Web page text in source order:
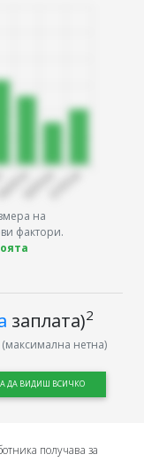
на
фактори.
заплата)2
(максимална нетна)
ДА ВИДИШ ВСИЧКО
получава за